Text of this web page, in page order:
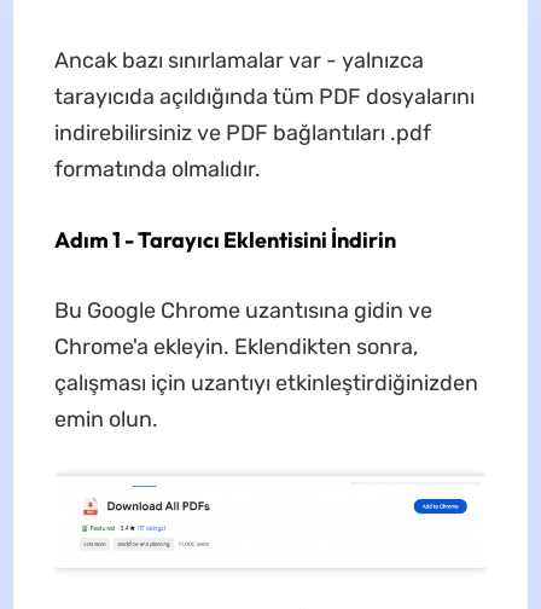
Ancak bazı sınırlamalar var - yalnızca
tarayıcıda açıldığında tüm PDF dosyalarını
indirebilirsiniz ve PDF bağlantıları .pdf
formatında olmalıdır.
Adım 1 - Tarayıcı Eklentisini İndirin
Bu Google Chrome uzantısına gidin ve
Chrome'a ​​ekleyin. Eklendikten sonra,
çalışması için uzantıyı etkinleştirdiğinizden
emin olun.